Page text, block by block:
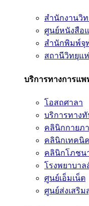
สำนักงานวิ
ศูนย์หนังสือ
สำนักพิมพ์จุ
สถานีวิทยุแ
บริการทางการแพ
โอสถศาลา
บริการทาง
คลินิกกายภ
คลินิกเทคนิ
คลินิกโภชน
โรงพยาบาล
ศูนย์เอ็มเน็ต
ศูนย์ส่งเสริม